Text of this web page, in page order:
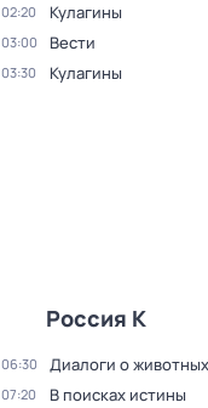
02:20 Кулагины
03:00 Вести
03:30 Кулагины
Россия К
06:30 Диалоги о животных
07:20 В поисках истины